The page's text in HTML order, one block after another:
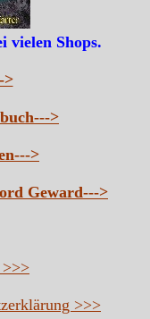
vielen Shops.
>
>
>
Geward--->
>>>